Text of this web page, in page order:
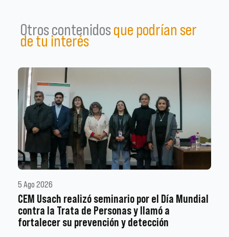
Otros contenidosque podrían ser
de tu interés
5 Ago 2026
CEM Usach realizó seminario por el Día Mundial
contra la Trata de Personas y llamó a
fortalecer su prevención y detección